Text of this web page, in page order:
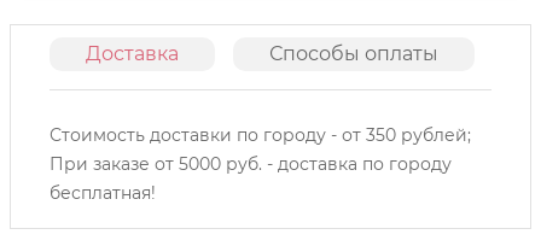
Доставка Способы оплаты
Стоимость доставки по городу - от 350 рублей;
При заказе от 5000 руб. - доставка по городу
бесплатная!